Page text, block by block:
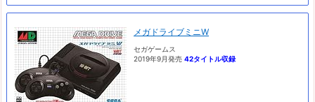
メガドライブミニW
セガゲームス
2019年9月発売 42タイトル収録